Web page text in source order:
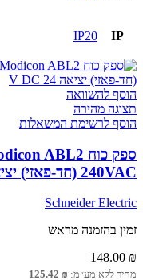
IP
IP20
הוסף להשוואה
תצוגה מהירה
הוסף לרשימת המשאלות
240VAC (חד-פאזי) יציאה 24 V DC
Schneider Electric
זמין בהזמנה מראש
148.00 ₪
מחיר ללא מע״מ: 125.42 ₪